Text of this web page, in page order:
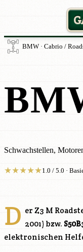
BMW · Cabrio /
Schwachstellen,
★★★★★1.0 / 5.0 ·
D er Z3 M
2001) bzw.
elektronischen